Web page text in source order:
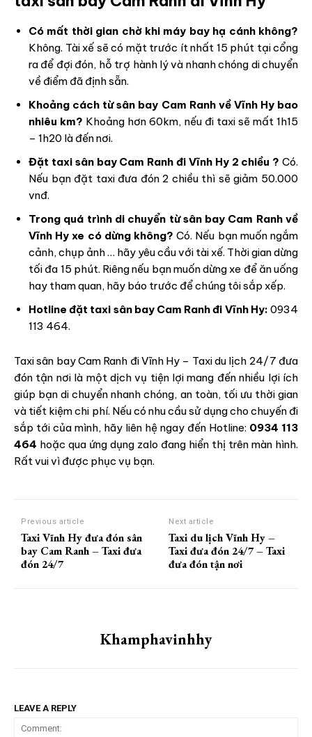
Có mất thời gian chờ khi máy bay hạ cánh không?
Không. Tài xế sẽ có mặt trước ít nhất 15 phút tại cổng
ra để đợi đón, hỗ trợ hành lý và nhanh chóng di chuyển
về điểm đã định sẵn.
Khoảng cách từ sân bay Cam Ranh về Vĩnh Hy bao
nhiêu km? Khoảng hơn 60km, nếu đi taxi sẽ mất 1h15
– 1h20 là đến nơi.
Đặt taxi sân bay Cam Ranh đi Vĩnh Hy 2 chiều ? Có.
Nếu bạn đặt taxi đưa đón 2 chiều thì sẽ giảm 50.000
vnđ.
Trong quá trình di chuyển từ sân bay Cam Ranh về
Vĩnh Hy xe có dừng không?Có. Nếu bạn muốn ngắm
cảnh, chụp ảnh … hãy yêu cầu với tài xế. Thời gian dừng
tối đa 15 phút. Riêng nếu bạn muốn dừng xe để ăn uống
hay tham quan, hãy báo trước để chúng tôi sắp xếp.
Hotline đặt taxi sân bay Cam Ranh đi Vĩnh Hy: 0934
113 464.
Taxi sân bay Cam Ranh đi Vĩnh Hy – Taxi du lịch 24/7 đưa
đón tận nơi là một dịch vụ tiện lợi mang đến nhiều lợi ích
giúp bạn di chuyển nhanh chóng, an toàn, tối ưu thời gian
và tiết kiệm chi phí. Nếu có nhu cầu sử dụng cho chuyến đi
sắp tới của mình, hãy liên hệ ngay đến Hotline: 0934 113
464 hoặc qua ứng dụng zalo đang hiển thị trên màn hình.
Rất vui vì được phục vụ bạn.
Previous article
Taxi Vĩnh Hy đưa đón sân
bay Cam Ranh – Taxi đưa
đón 24/7
Next article
Taxi du lịch Vĩnh Hy –
Taxi đưa đón 24/7 – Taxi
đưa đón tận nơi
Khamphavinhhy
LEAVE A REPLY